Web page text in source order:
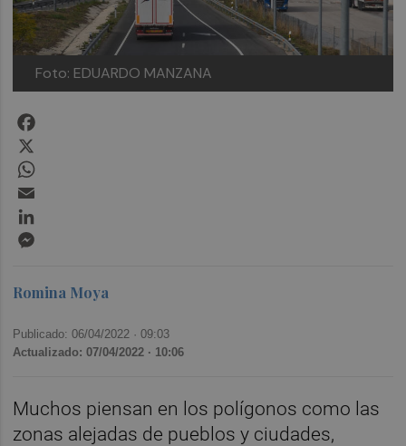
Foto: EDUARDO MANZANA
Romina Moya
Publicado: 06/04/2022 ·09:03
Actualizado: 07/04/2022 · 10:06
Muchos piensan en los polígonos como las
zonas alejadas de pueblos y ciudades,